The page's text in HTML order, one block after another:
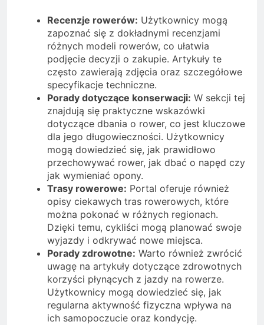
Recenzje rowerów: Użytkownicy mogą
zapoznać się z dokładnymi recenzjami
różnych modeli rowerów, co ułatwia
podjęcie decyzji o zakupie. Artykuły te
często zawierają zdjęcia oraz szczegółowe
specyfikacje techniczne.
Porady dotyczące konserwacji: W sekcji tej
znajdują się praktyczne wskazówki
dotyczące dbania o rower, co jest kluczowe
dla jego długowieczności. Użytkownicy
mogą dowiedzieć się, jak prawidłowo
przechowywać rower, jak dbać o napęd czy
jak wymieniać opony.
Trasy rowerowe: Portal oferuje również
opisy ciekawych tras rowerowych, które
można pokonać w różnych regionach.
Dzięki temu, cykliści mogą planować swoje
wyjazdy i odkrywać nowe miejsca.
Porady zdrowotne: Warto również zwrócić
uwagę na artykuły dotyczące zdrowotnych
korzyści płynących z jazdy na rowerze.
Użytkownicy mogą dowiedzieć się, jak
regularna aktywność fizyczna wpływa na
ich samopoczucie oraz kondycję.